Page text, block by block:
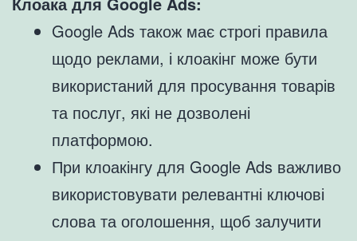
Google Ads також має строгі правила
щодо реклами, і клоакінг може бути
використаний для просування товарів
та послуг, які не дозволені
платформою.
При клоакінгу для Google Ads важливо
використовувати релевантні ключові
слова та оголошення, щоб залучити